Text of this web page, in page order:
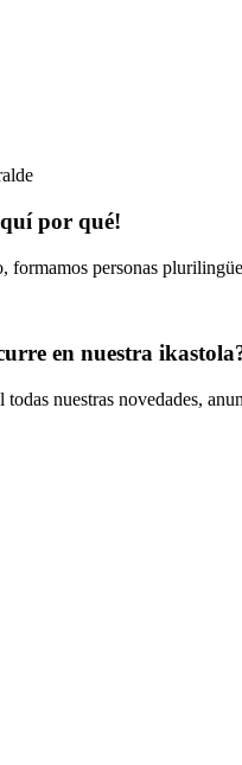
por qué!
personas
en nuestra
nuestras novedades,